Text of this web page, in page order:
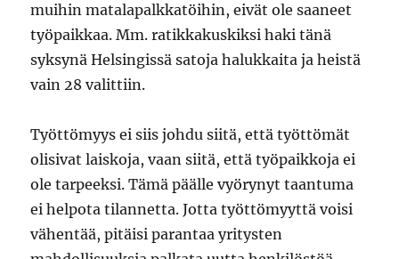
muihin matalapalkkatöihin, eivät ole saaneet
työpaikkaa. Mm. ratikkakuskiksi haki tänä
syksynä Helsingissä satoja halukkaita ja heistä
vain 28 valittiin.
Työttömyys ei siis johdu siitä, että työttömät
olisivat laiskoja, vaan siitä, että työpaikkoja ei
ole tarpeeksi. Tämä päälle vyörynyt taantuma
ei helpota tilannetta. Jotta työttömyyttä voisi
vähentää, pitäisi parantaa yritysten